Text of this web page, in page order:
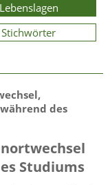
Lebenslagen
Stichwörter
des
Studiums